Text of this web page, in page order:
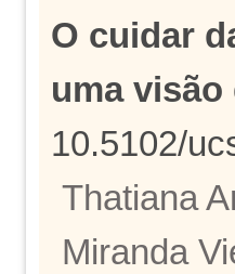
O cuidar
uma visão
10.5102/
Thatiana
Miranda